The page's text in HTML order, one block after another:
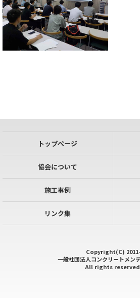
トップページ
協会について
施工事例
リンク集
Copyright(C) 2011-
一般社団法人コンクリートメン
All rights